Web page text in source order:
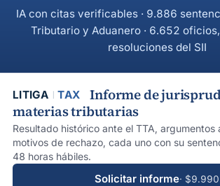
IA con citas verificables · 9.886
Tributario y Aduanero · 6.652
resoluciones del SII
LITIGA TAX
Informe de
materias tributarias
Resultado histórico ante el TTA, argumentos
motivos de rechazo, cada uno con su
48 horas hábiles.
Solicitar informe· $9.990